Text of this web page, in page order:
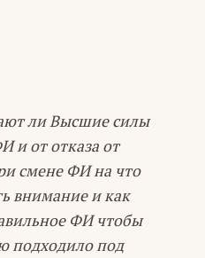
ли Высшие силы
и от отказа от
смене ФИ на что
внимание и как
ФИ чтобы
подходило под